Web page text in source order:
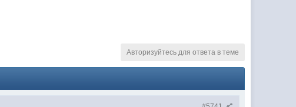
Авторизуйтесь для ответа в теме